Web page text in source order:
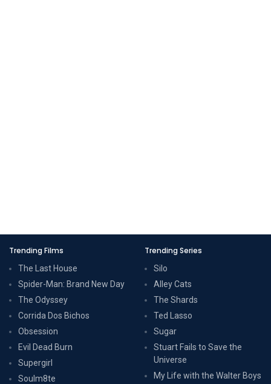
Trending Films
The Last House
Spider-Man: Brand New Day
The Odyssey
Corrida Dos Bichos
Obsession
Evil Dead Burn
Supergirl
Soulm8te
Trending Series
Silo
Alley Cats
The Shards
Ted Lasso
Sugar
Stuart Fails to Save the
Universe
My Life with the Walter Boys